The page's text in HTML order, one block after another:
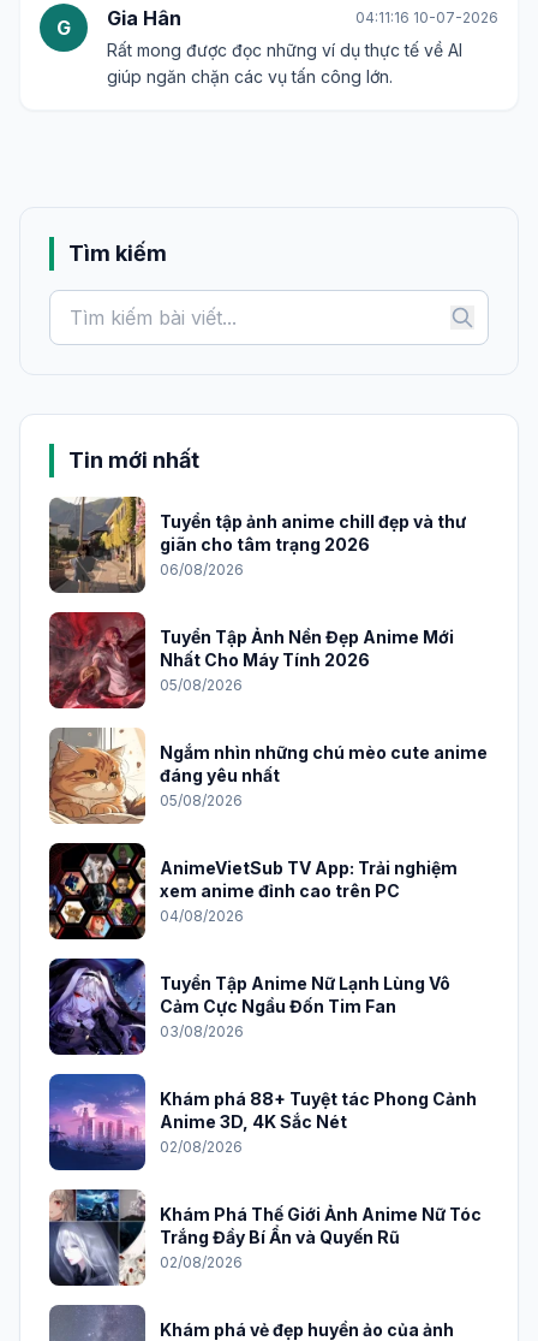
G Gia Hân 04:11:16 10-07-2026
Rất mong được đọc những ví dụ thực tế về AI
giúp ngăn chặn các vụ tấn công lớn.
Tìm kiếm
Tin mới nhất
Tuyển tập ảnh anime chill đẹp và thư
giãn cho tâm trạng 2026
06/08/2026
Tuyển Tập Ảnh Nền Đẹp Anime Mới
Nhất Cho Máy Tính 2026
05/08/2026
Ngắm nhìn những chú mèo cute anime
đáng yêu nhất
05/08/2026
AnimeVietSub TV App: Trải nghiệm
xem anime đỉnh cao trên PC
04/08/2026
Tuyển Tập Anime Nữ Lạnh Lùng Vô
Cảm Cực Ngầu Đốn Tim Fan
03/08/2026
Khám phá 88+ Tuyệt tác Phong Cảnh
Anime 3D, 4K Sắc Nét
02/08/2026
Khám Phá Thế Giới Ảnh Anime Nữ Tóc
Trắng Đầy Bí Ẩn và Quyến Rũ
02/08/2026
Khám phá vẻ đẹp huyền ảo của ảnh